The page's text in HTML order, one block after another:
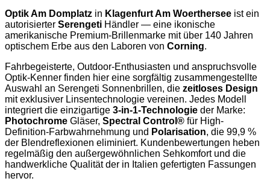
Optik Am Domplatz in Klagenfurt Am Woerthersee ist ein
autorisierter Serengeti Händler — eine ikonische
amerikanische Premium-Brillenmarke mit über 140 Jahren
optischem Erbe aus den Laboren von Corning.
Fahrbegeisterte, Outdoor-Enthusiasten und anspruchsvolle
Optik-Kenner finden hier eine sorgfältig zusammengestellte
Auswahl an Serengeti Sonnenbrillen, die zeitloses Design
mit exklusiver Linsentechnologie vereinen. Jedes Modell
integriert die einzigartige 3-in-1-Technologie der Marke:
Photochrome Gläser, Spectral Control® für High-
Definition-Farbwahrnehmung und Polarisation, die 99,9 %
der Blendreflexionen eliminiert. Kundenbewertungen heben
regelmäßig den außergewöhnlichen Sehkomfort und die
handwerkliche Qualität der in Italien gefertigten Fassungen
hervor.